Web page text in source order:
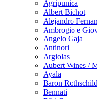
Agripunica
Albert Bichot
Alejandro
Ambrogio e
Angelo Gaja
Antinori
Argiolas
Aubert Wines /
Ayala
Baron Rothschild
Bennati